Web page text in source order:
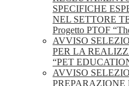
SPECIFICHE
NEL SETTORE
Progetto PTOF
AVVISO
PER LA
“PET
AVVISO